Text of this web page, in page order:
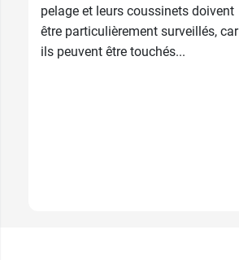
pelage et leurs coussinets doivent
être particulièrement surveillés, car
ils peuvent être touchés...